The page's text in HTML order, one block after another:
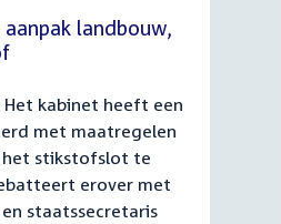
aanpak landbouw,
kabinet heeft een
met maatregelen
het stikstofslot te
erover met
en staatssecretaris